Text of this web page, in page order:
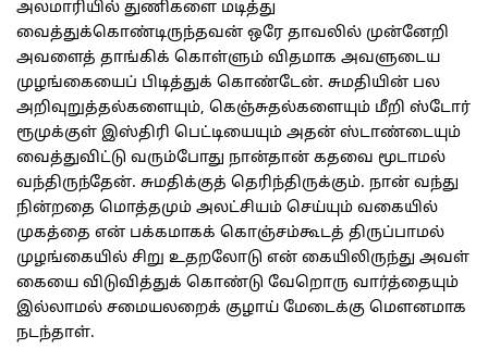
அலமாரியில் துணிகளை மடித்து
வைத்துக்கொண்டிருந்தவன் ஒரே தாவலில் முன்னேறி
அவளைத் தாங்கிக் கொள்ளும் விதமாக அவளுடைய
முழங்கையைப் பிடித்துக் கொண்டேன். சுமதியின் பல
அறிவுறுத்தல்களையும், கெஞ்சுதல்களையும் மீறி ஸ்டோர்
ரூமுக்குள் இஸ்திரி பெட்டியையும் அதன் ஸ்டாண்டையும்
வைத்துவிட்டு வரும்போது நான்தான் கதவை மூடாமல்
வந்திருந்தேன். சுமதிக்குத் தெரிந்திருக்கும். நான் வந்து
நின்றதை மொத்தமும் அலட்சியம் செய்யும் வகையில்
முகத்தை என் பக்கமாகக் கொஞ்சம்கூடத் திருப்பாமல்
முழங்கையில் சிறு உதறலோடு என் கையிலிருந்து அவள்
கையை விடுவித்துக் கொண்டு வேறொரு வார்த்தையும்
இல்லாமல் சமையலறைக் குழாய் மேடைக்கு மௌனமாக
நடந்தாள்.